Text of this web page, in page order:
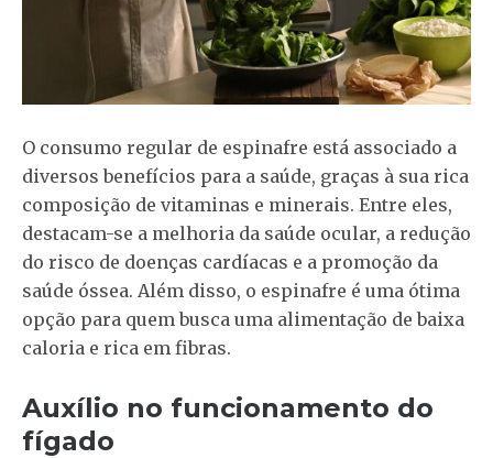
O consumo regular de espinafre está associado a
diversos benefícios para a saúde, graças à sua rica
composição de vitaminas e minerais. Entre eles,
destacam-se a melhoria da saúde ocular, a redução
do risco de doenças cardíacas e a promoção da
saúde óssea. Além disso, o espinafre é uma ótima
opção para quem busca uma alimentação de baixa
caloria e rica em fibras.
Auxílio no funcionamento do
fígado